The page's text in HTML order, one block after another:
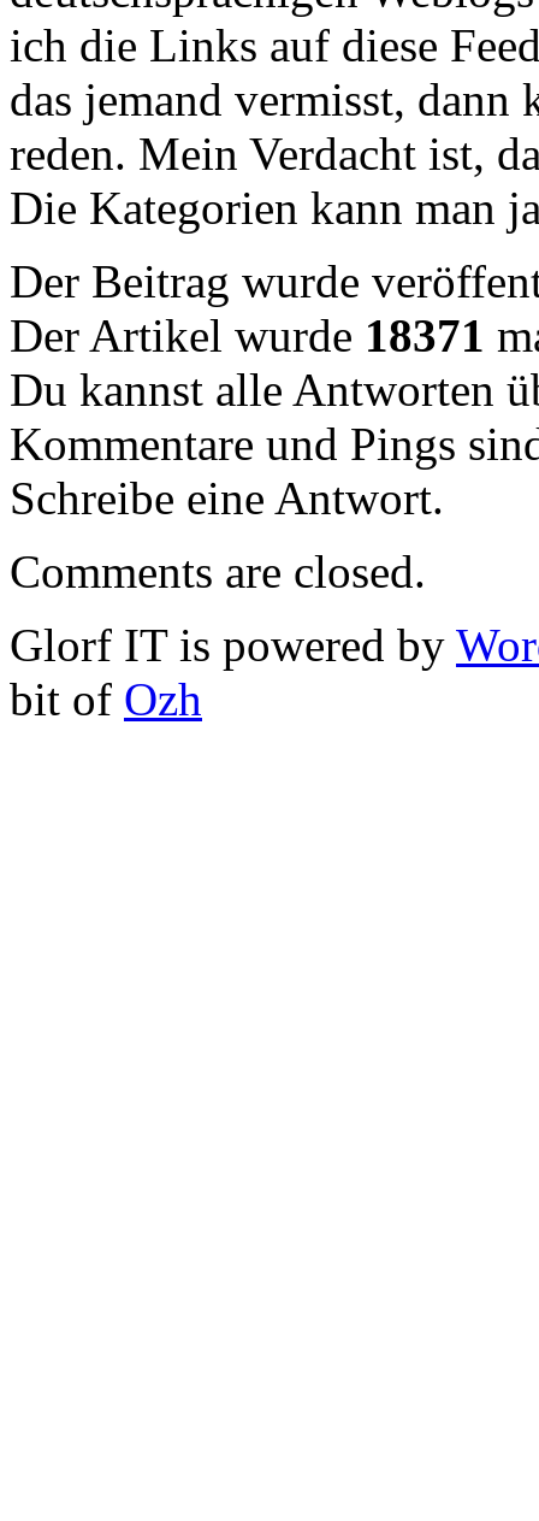
ich die Links auf diese
das jemand vermisst,
reden. Mein Verdacht ist,
Die Kategorien kann man
Der Beitrag wurde
Der Artikel wurde 18371
Du kannst alle Antworten
Kommentare und Pings
Schreibe eine Antwort.
Comments are closed.
Glorf IT is powered by
bit of Ozh